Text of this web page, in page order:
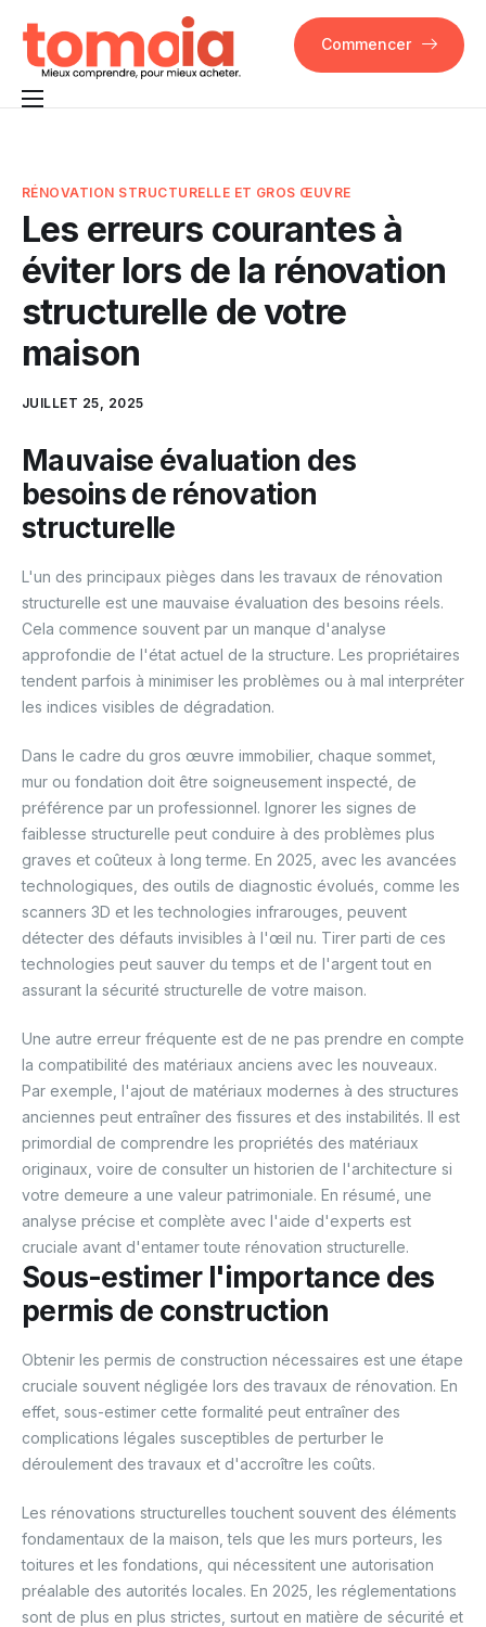
Fonctionnalités
FAQ
Contact
Commencer
RÉNOVATION STRUCTURELLE ET GROS ŒUVRE
Les erreurs courantes à
éviter lors de la rénovation
structurelle de votre
maison
JUILLET 25, 2025
Mauvaise évaluation des
besoins de rénovation
structurelle
L'un des principaux pièges dans les travaux de rénovation
structurelle est une mauvaise évaluation des besoins réels.
Cela commence souvent par un manque d'analyse
approfondie de l'état actuel de la structure. Les propriétaires
tendent parfois à minimiser les problèmes ou à mal interpréter
les indices visibles de dégradation.
Dans le cadre du gros œuvre immobilier, chaque sommet,
mur ou fondation doit être soigneusement inspecté, de
préférence par un professionnel. Ignorer les signes de
faiblesse structurelle peut conduire à des problèmes plus
graves et coûteux à long terme. En 2025, avec les avancées
technologiques, des outils de diagnostic évolués, comme les
scanners 3D et les technologies infrarouges, peuvent
détecter des défauts invisibles à l'œil nu. Tirer parti de ces
technologies peut sauver du temps et de l'argent tout en
assurant la sécurité structurelle de votre maison.
Une autre erreur fréquente est de ne pas prendre en compte
la compatibilité des matériaux anciens avec les nouveaux.
Par exemple, l'ajout de matériaux modernes à des structures
anciennes peut entraîner des fissures et des instabilités. Il est
primordial de comprendre les propriétés des matériaux
originaux, voire de consulter un historien de l'architecture si
votre demeure a une valeur patrimoniale. En résumé, une
analyse précise et complète avec l'aide d'experts est
cruciale avant d'entamer toute rénovation structurelle.
Sous-estimer l'importance des
permis de construction
Obtenir les permis de construction nécessaires est une étape
cruciale souvent négligée lors des travaux de rénovation. En
effet, sous-estimer cette formalité peut entraîner des
complications légales susceptibles de perturber le
déroulement des travaux et d'accroître les coûts.
Les rénovations structurelles touchent souvent des éléments
fondamentaux de la maison, tels que les murs porteurs, les
toitures et les fondations, qui nécessitent une autorisation
préalable des autorités locales. En 2025, les réglementations
sont de plus en plus strictes, surtout en matière de sécurité et